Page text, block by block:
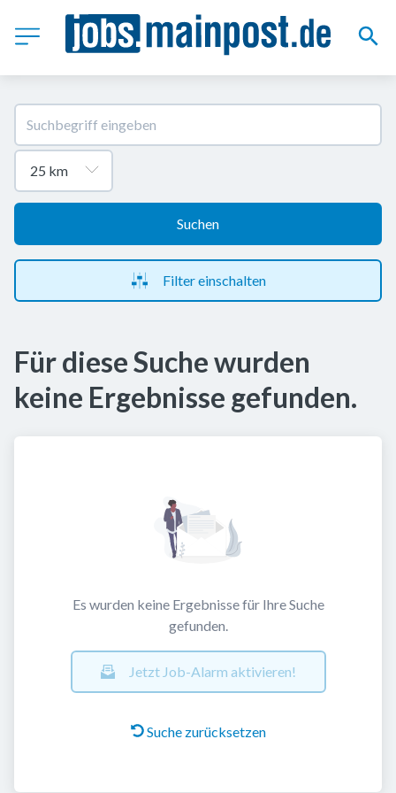
Suchen
Filter einschalten
Für diese Suche wurden
keine Ergebnisse gefunden.
Es wurden keine Ergebnisse für Ihre Suche
gefunden.
Jetzt Job-Alarm aktivieren!
Suche zurücksetzen